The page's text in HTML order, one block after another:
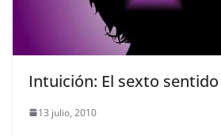
Intuición: El sexto sentido
13 julio, 2010